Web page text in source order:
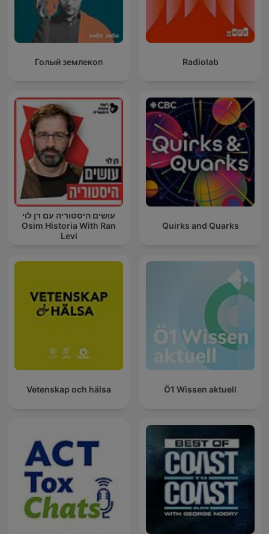
Голый землекоп Radiolab
עושים היסטוריה עם רן לוי
Osim Historia With Ran
Levi
Quirks and Quarks
Vetenskap och hälsa Ö1 Wissen aktuell